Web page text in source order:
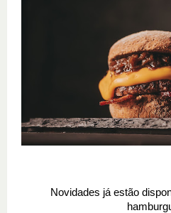
Novidades já estão